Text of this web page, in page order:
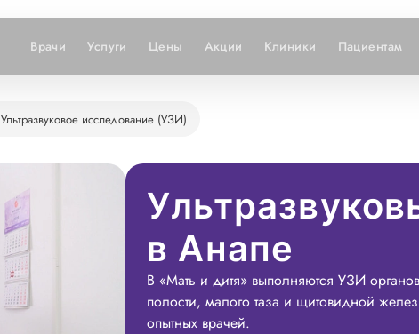
Врачи Услуги Цены Акции Клиники Пациентам
Ультразвуковое исследование (УЗИ)
в Анапе
В «Мать и дитя» выполняются УЗИ
полости, малого таза и щитовидной
опытных врачей.